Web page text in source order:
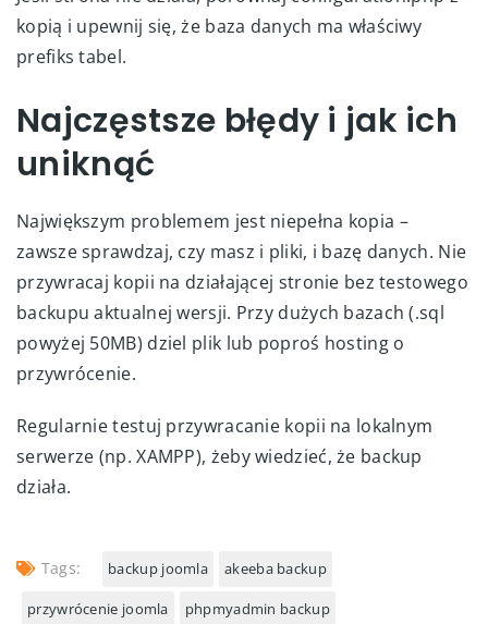
kopią i upewnij się, że baza danych ma właściwy
prefiks tabel.
Najczęstsze błędy i jak ich
uniknąć
Największym problemem jest niepełna kopia –
zawsze sprawdzaj, czy masz i pliki, i bazę danych. Nie
przywracaj kopii na działającej stronie bez testowego
backupu aktualnej wersji. Przy dużych bazach (.sql
powyżej 50MB) dziel plik lub poproś hosting o
przywrócenie.
Regularnie testuj przywracanie kopii na lokalnym
serwerze (np. XAMPP), żeby wiedzieć, że backup
działa.
Tags: backup joomla akeeba backup
przywrócenie joomla phpmyadmin backup